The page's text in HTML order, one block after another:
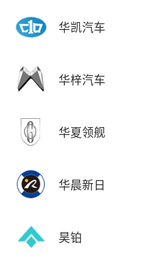
华凯汽车
华梓汽车
华夏领舰
华晨新日
昊铂